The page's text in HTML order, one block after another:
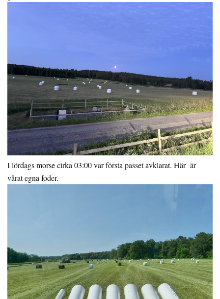
I lördags morse cirka 03:00 var första passet avklarat. Här är
vårat egna foder.